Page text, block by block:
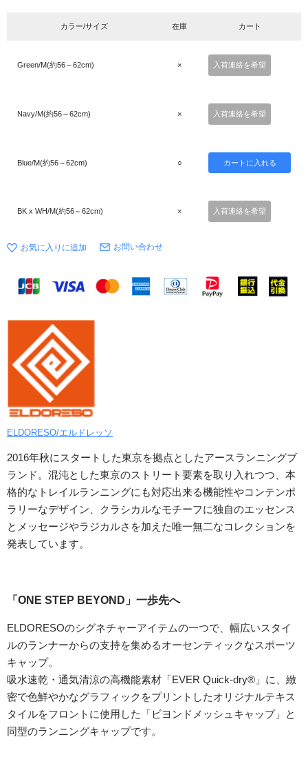
カラー/サイズ 在庫 カート
Green/M(約56～62cm) × 入荷連絡を希望
Navy/M(約56～62cm) × 入荷連絡を希望
Blue/M(約56～62cm) ○
BK x WH/M(約56～62cm) × 入荷連絡を希望
お問い合わせ
ELDORESO/エルドレッソ
2016年秋にスタートした東京を拠点としたアースランニングブ
ランド。混沌とした東京のストリート要素を取り入れつつ、本
格的なトレイルランニングにも対応出来る機能性やコンテンポ
ラリーなデザイン、クラシカルなモチーフに独自のエッセンス
とメッセージやラジカルさを加えた唯一無二なコレクションを
発表しています。
「ONE STEP BEYOND」一歩先へ
ELDORESOのシグネチャーアイテムの一つで、幅広いスタイ
ルのランナーからの支持を集めるオーセンティックなスポーツ
キャップ。
吸水速乾・通気清涼の高機能素材「EVER Quick-dry®」に、緻
密で色鮮やかなグラフィックをプリントしたオリジナルテキス
タイルをフロントに使用した「ビヨンドメッシュキャップ」と
同型のランニングキャップです。